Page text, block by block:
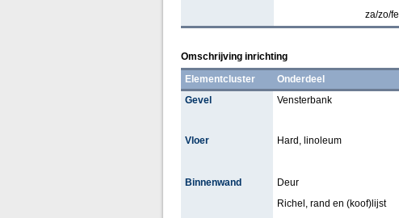
za/zo/fe
Omschrijving inrichting
Elementcluster
Onderdeel
Gevel
Vensterbank
Vloer Hard, linoleum
Binnenwand Deur
Richel, rand en (koof)lijst